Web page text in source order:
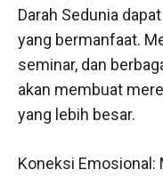
Darah Sedunia
yang bermanfaat.
seminar, dan
akan membuat
yang lebih besar.
Koneksi Emosional: